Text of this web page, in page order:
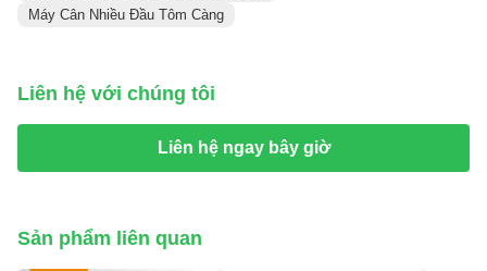
Máy Cân Nhiều Đầu Tôm Càng
Liên hệ với chúng tôi
Liên hệ ngay bây giờ
Sản phẩm liên quan